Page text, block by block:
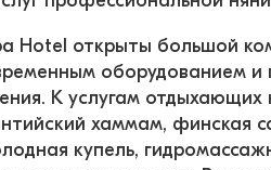
Hotel открыты большой
оборудованием
К услугам
хаммам, финская
купель,